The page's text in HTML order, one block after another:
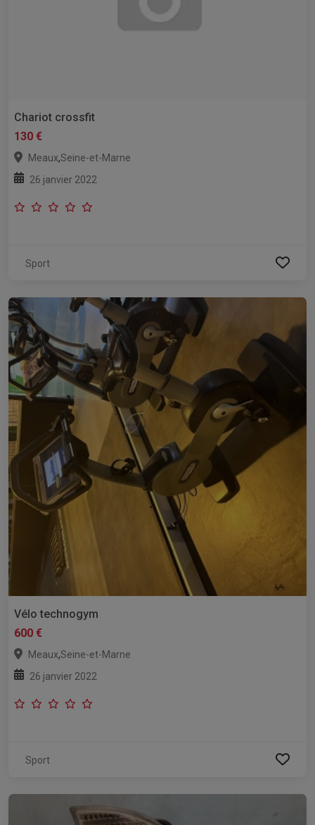
Chariot crossfit
130 €
Meaux,Seine-et-Marne
26 janvier 2022
Sport
Vélo technogym
600 €
Meaux,Seine-et-Marne
26 janvier 2022
Sport